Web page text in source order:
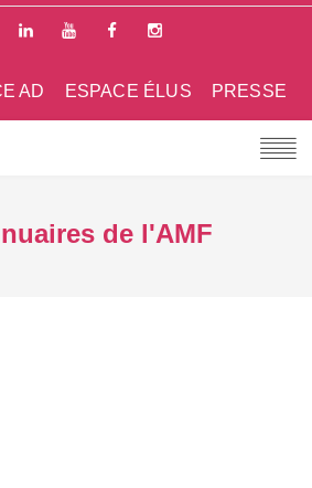
PRESSE
ESPACE ÉLUS
AD
de l'AMF